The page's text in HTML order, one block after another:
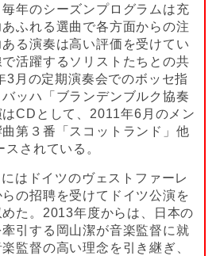
年のシーズンプログラムは充
ふれる選曲で各方面からの注
る演奏は高い評価を受けてい
活躍するソリストたちとの共
3月の定期演奏会でのボッセ指
ッハ「ブランデンブルク協奏
CDとして、2011年6月のメン
第３番「スコットランド」他
されている。
はドイツのヴェストファーレ
の招聘を受けてドイツ公演を
た。2013年度からは、日本の
引する岡山潔が音楽監督に就
監督の高い理念を引き継ぎ、